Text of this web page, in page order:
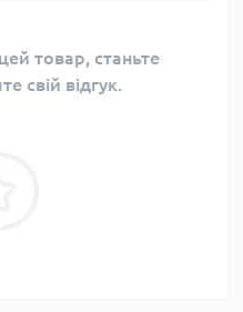
товар, станьте
свій відгук.